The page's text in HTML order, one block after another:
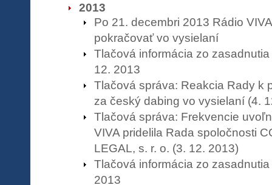
2013
Po 21. decembri 2013 Rádio
pokračovať vo vysielaní
Tlačová informácia zo
12. 2013
Tlačová správa: Reakcia Rady k
za český dabing vo vysielaní (4.
Tlačová správa: Frekvencie
VIVA pridelila Rada spoločnosti
LEGAL, s. r. o. (3. 12. 2013)
Tlačová informácia zo
2013